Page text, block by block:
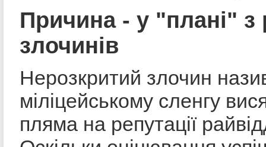
Причина - у "плані" з
злочинів
Нерозкритий злочин
міліцейському сленгу
пляма на репутації